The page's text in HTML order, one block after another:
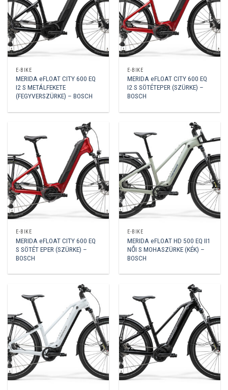
E-BIKE
MERIDA eFLOAT CITY 600 EQ
I2 S METÁLFEKETE
(FEGYVERSZÜRKE) – BOSCH
E-BIKE
MERIDA eFLOAT CITY 600 EQ
I2 S SÖTÉTEPER (SZÜRKE) –
BOSCH
E-BIKE
MERIDA eFLOAT CITY 600 EQ
S SÖTÉT EPER (SZÜRKE) –
BOSCH
E-BIKE
MERIDA eFLOAT HD 500 EQ II1
NŐI S MOHASZÜRKE (KÉK) –
BOSCH